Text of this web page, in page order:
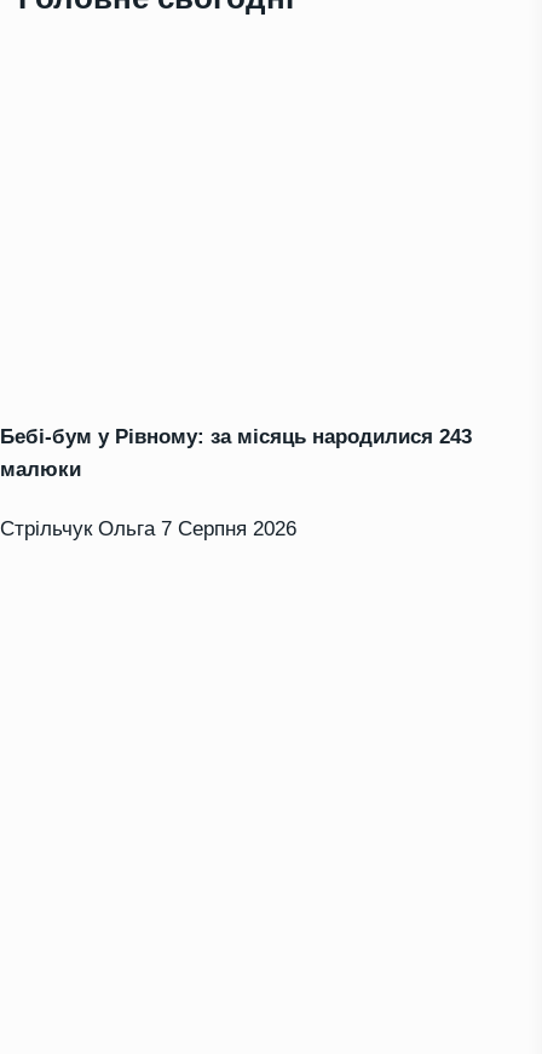
Бебі-бум у Рівному: за місяць народилися 243
малюки
Стрільчук Ольга 7 Серпня 2026